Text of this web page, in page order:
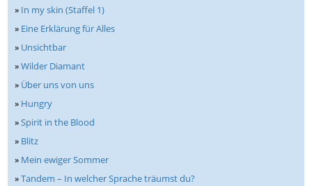
» In my skin (Staffel 1)
» Eine Erklärung für Alles
» Unsichtbar
»Wilder Diamant
» Über uns von uns
» Hungry
»Spirit in the Blood
» Blitz
» Mein ewiger Sommer
»Tandem – In welcher Sprache träumst du?